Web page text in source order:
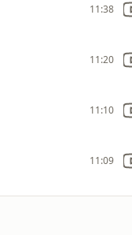
11:38
11:20
11:10
11:09